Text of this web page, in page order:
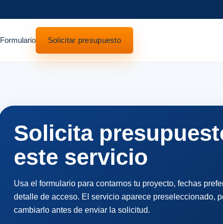
Formulario Solicitar presupuesto
Solicita
este servicio
Usa el formulario para contarnos tu proyecto, fechas
detalle de acceso. El servicio aparece preseleccionado,
cambiarlo antes de enviar la solicitud.